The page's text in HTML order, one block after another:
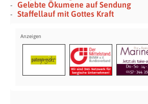
Gelebte Ökumene auf Sendung
Staffellauf mit Gottes Kraft